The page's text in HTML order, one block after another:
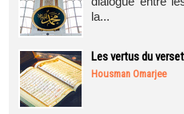
la...
Les vertus du
Housman Omarjee